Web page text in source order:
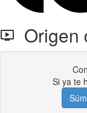
Origen
Si ya te